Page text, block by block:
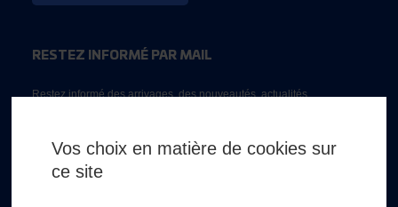
RESTEZ INFORMÉ PAR MAIL
Restez informé des arrivages, des nouveautés, actualités...
Vos choix en matière de cookies sur
ce site